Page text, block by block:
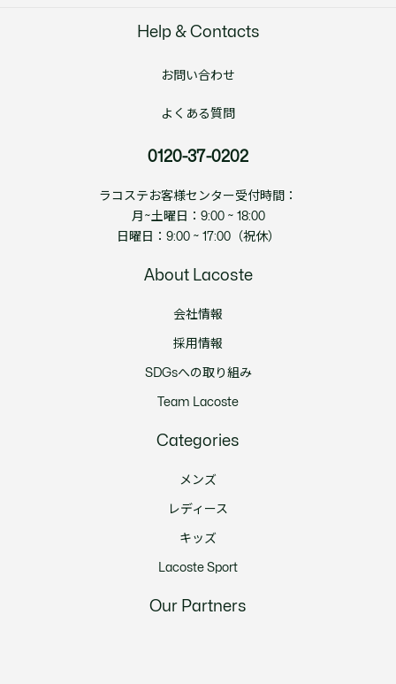
Help & Contacts
お問い合わせ
よくある質問
0120-37-0202
ラコステお客様センター受付時間：
月~土曜日：9:00 ~ 18:00
日曜日：9:00 ~ 17:00（祝休）
About Lacoste
会社情報
採用情報
SDGsへの取り組み
Team Lacoste
Categories
メンズ
レディース
キッズ
Lacoste Sport
Our Partners